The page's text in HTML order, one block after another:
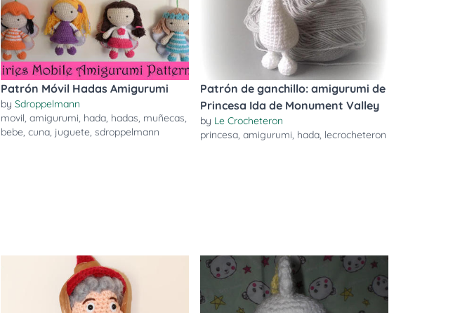
Patrón Móvil Hadas Amigurumi
by Sdroppelmann
movil, amigurumi, hada, hadas, muñecas,
bebe, cuna, juguete, sdroppelmann
Patrón de ganchillo: amigurumi de
Princesa Ida de Monument Valley
by Le Crocheteron
princesa, amigurumi, hada, lecrocheteron